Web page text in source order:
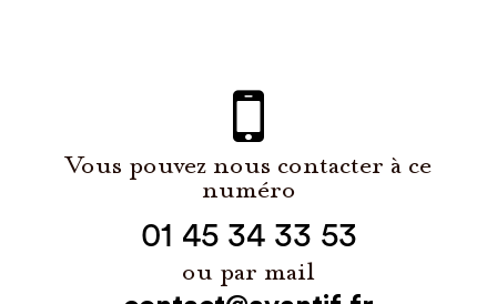
Vous pouvez nous contacter à ce
numéro
01 45 34 33 53
ou par mail